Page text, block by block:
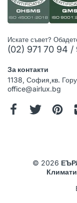
Искате съвет?
(02) 971 70 94 /
За контакти
1138, София,кв.
office@airlux.bg
© 2026